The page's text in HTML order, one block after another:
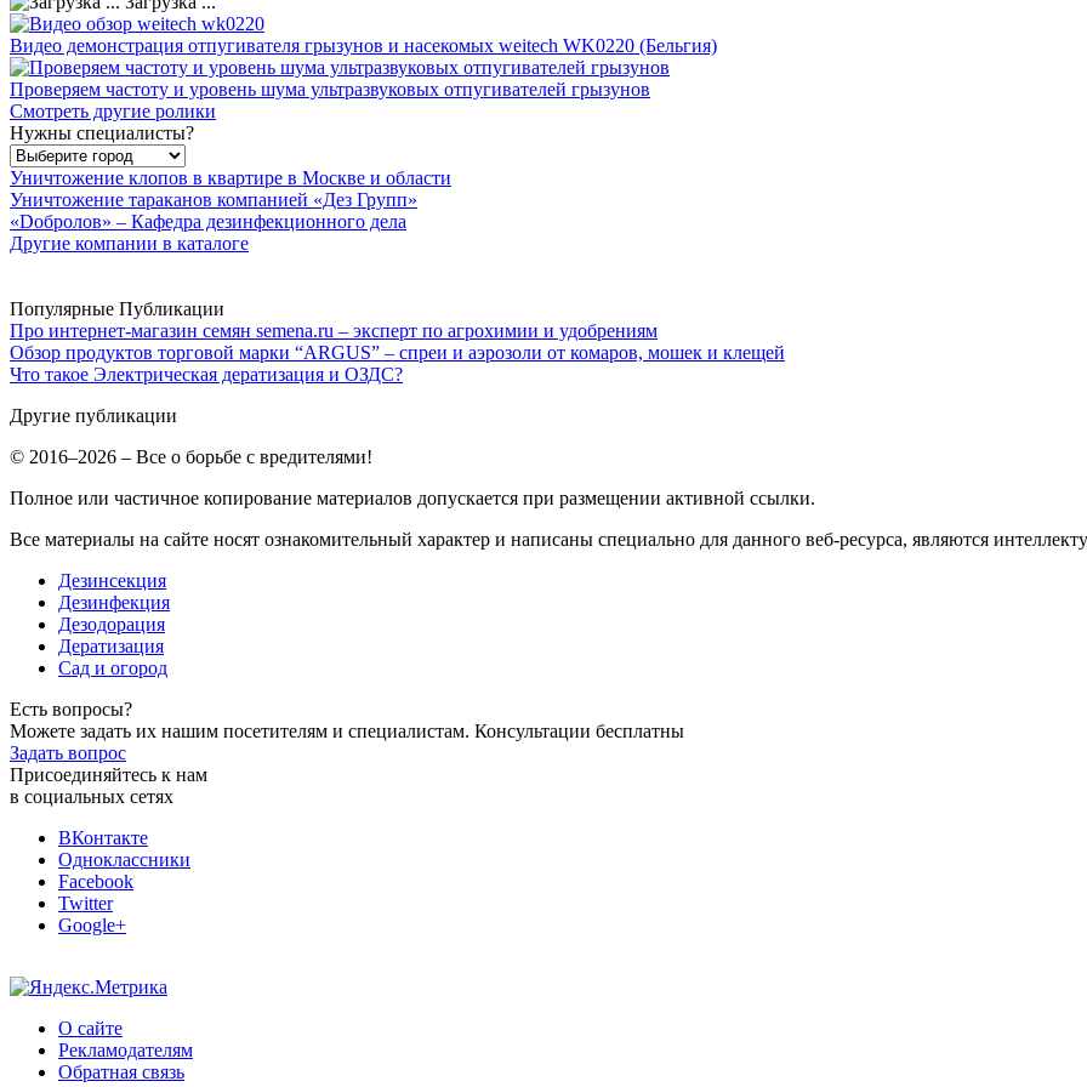
Видео демонстрация отпугивателя грызунов и насекомых weitech WK0220 (Бельгия)
Проверяем частоту и уровень шума ультразвуковых отпугивателей грызунов
Смотреть другие ролики
Нужны специалисты?
Уничтожение клопов в квартире в Москве и области
Уничтожение тараканов компанией «Дез Групп»
«Dобролов» – Кафедра дезинфекционного дела
Другие компании в каталоге
Популярные Публикации
Про интернет-магазин семян semena.ru – эксперт по агрохимии и удобрениям
Обзор продуктов торговой марки “ARGUS” – спреи и аэрозоли от комаров, мошек и клещей
Что такое Электрическая дератизация и ОЗДС?
Другие публикации
© 2016–2026 – Все о борьбе с вредителями!
Полное или частичное копирование материалов допускается при размещении активной ссылки.
Все материалы на сайте носят ознакомительный характер и написаны специально для данного веб-ресурса, являются
Дезинсекция
Дезинфекция
Дезодорация
Дератизация
Сад и огород
Есть вопросы?
Можете задать их нашим посетителям и специалистам. Консультации бесплатны
Задать вопрос
Присоединяйтесь к нам
в социальных сетях
ВКонтакте
Одноклассники
Facebook
Twitter
Google+
О сайте
Рекламодателям
Обратная связь